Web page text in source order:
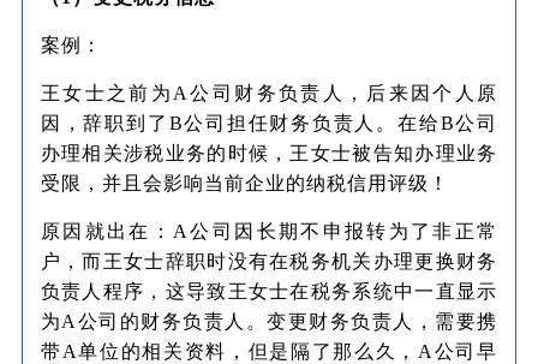
案例：
王女士之前为A公司财务负责人，后来因个人原
因，辞职到了B公司担任财务负责人。在给B公司
办理相关涉税业务的时候，王女士被告知办理业务
受限，并且会影响当前企业的纳税信用评级！
原因就出在：A公司因长期不申报转为了非正常
户，而王女士辞职时没有在税务机关办理更换财务
负责人程序，这导致王女士在税务系统中一直显示
为A公司的财务负责人。变更财务负责人，需要携
带A单位的相关资料，但是隔了那么久，A公司早